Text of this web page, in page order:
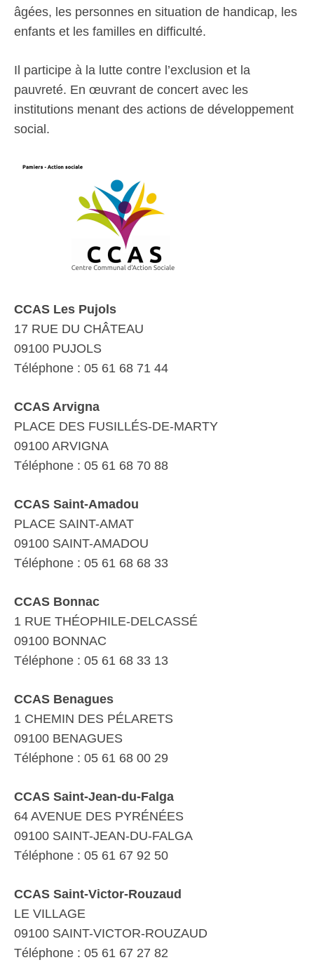
âgées, les personnes en situation de handicap, les
enfants et les familles en difficulté.
Il participe à la lutte contre l’exclusion et la
pauvreté. En œuvrant de concert avec les
institutions menant des actions de développement
social.
CCAS Les Pujols
17 RUE DU CHÂTEAU
09100 PUJOLS
Téléphone : 05 61 68 71 44
CCAS Arvigna
PLACE DES FUSILLÉS-DE-MARTY
09100 ARVIGNA
Téléphone : 05 61 68 70 88
CCAS Saint-Amadou
PLACE SAINT-AMAT
09100 SAINT-AMADOU
Téléphone : 05 61 68 68 33
CCAS Bonnac
1 RUE THÉOPHILE-DELCASSÉ
09100 BONNAC
Téléphone : 05 61 68 33 13
CCAS Benagues
1 CHEMIN DES PÉLARETS
09100 BENAGUES
Téléphone : 05 61 68 00 29
CCAS Saint-Jean-du-Falga
64 AVENUE DES PYRÉNÉES
09100 SAINT-JEAN-DU-FALGA
Téléphone : 05 61 67 92 50
CCAS Saint-Victor-Rouzaud
LE VILLAGE
09100 SAINT-VICTOR-ROUZAUD
Téléphone : 05 61 67 27 82